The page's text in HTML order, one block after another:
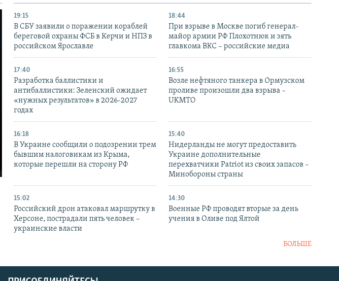
19:15
В СБУ заявили о поражении кораблей
береговой охраны ФСБ в Керчи и НПЗ в
российском Ярославле
18:44
При взрыве в Москве погиб генерал-
майор армии РФ Плохотнюк и зять
главкома ВКС – российские медиа
17:40
Разработка баллистики и
антибаллистики: Зеленский ожидает
«нужных результатов» в 2026-2027
годах
16:55
Возле нефтяного танкера в Ормузском
проливе произошли два взрыва –
UKMTO
16:18
В Украине сообщили о подозрении трем
бывшим налоговикам из Крыма,
которые перешли на сторону РФ
15:40
Нидерланды не могут предоставить
Украине дополнительные
перехватчики Patriot из своих запасов –
Минобороны страны
15:02
Российский дрон атаковал маршрутку в
Херсоне, пострадали пять человек –
украинские власти
14:30
Военные РФ проводят вторые за день
учения в Оливе под Ялтой
БОЛЬШЕ